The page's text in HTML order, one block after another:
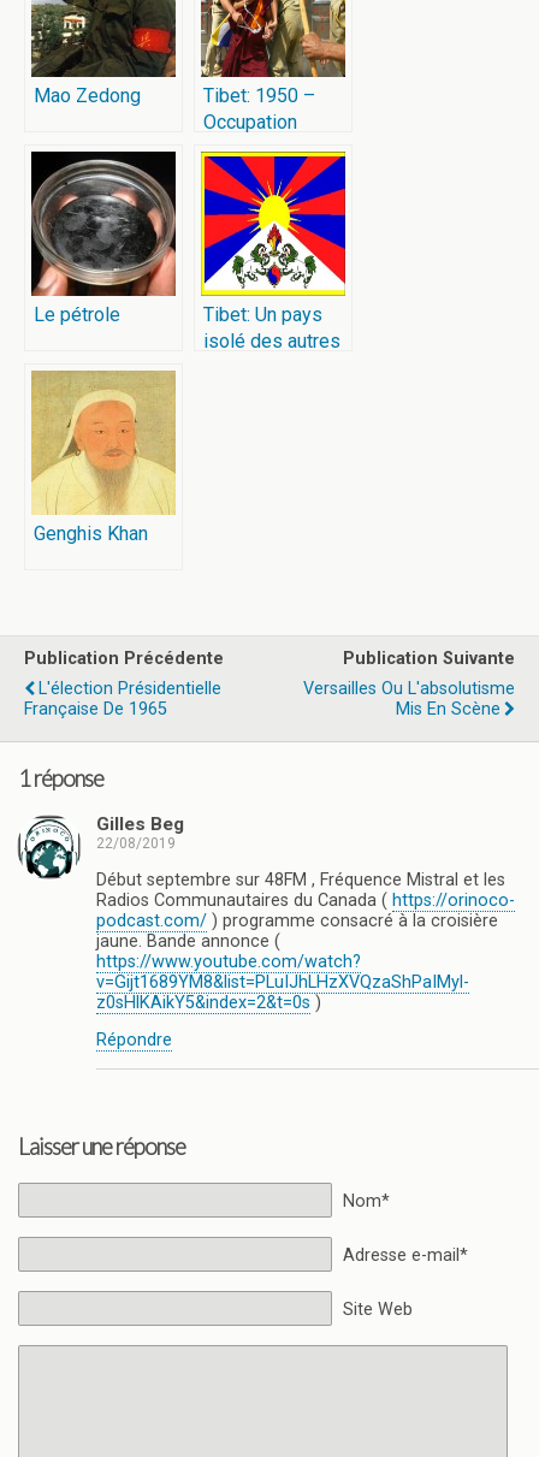
Mao Zedong
Tibet: 1950 –
Occupation
Chinoise
Le pétrole
Tibet: Un pays
isolé des autres
Genghis Khan
Publication Précédente
L'élection Présidentielle
Française De 1965
Publication Suivante
Versailles Ou L'absolutisme
Mis En Scène
1 réponse
Gilles Beg
22/08/2019
Début septembre sur 48FM , Fréquence Mistral et les
Radios Communautaires du Canada ( https://orinoco-
podcast.com/ ) programme consacré à la croisière
jaune. Bande annonce (
https://www.youtube.com/watch?
v=Gijt1689YM8&list=PLuIJhLHzXVQzaShPaIMyl-
z0sHlKAikY5&index=2&t=0s )
Répondre
Laisser une réponse
Nom*
Adresse e-mail*
Site Web